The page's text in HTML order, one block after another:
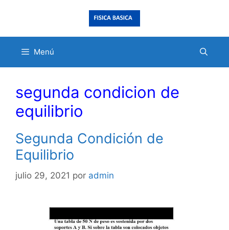
Menú
segunda condicion de
equilibrio
Segunda Condición de
Equilibrio
julio 29, 2021 por admin